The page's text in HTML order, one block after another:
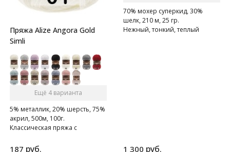
Пряжа Alize Angora Gold
Simli
Ещё 4 варианта
5% металлик, 20% шерсть, 75%
акрил, 500м, 100г.
Классическая пряжа с
187 руб.
70% мохер суперкид, 30%
шелк, 210 м, 25 гр.
Нежный, тонкий, теплый
1 300 руб.